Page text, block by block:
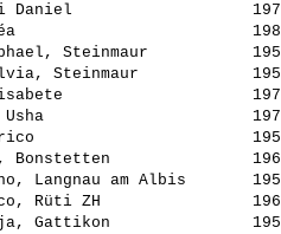
Daniel
Cléa
Steinmaur
Steinmaur
Elisabete
Usha
Enrico
Bonstetten
Langnau am Albis
Marco, Rüti ZH
Maja, Gattikon